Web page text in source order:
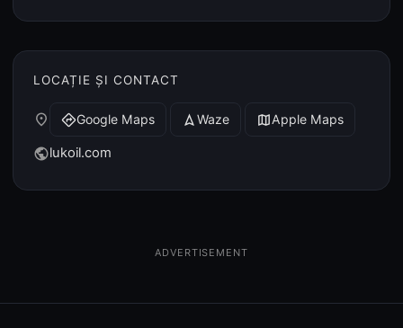
LOCAȚIE ȘI CONTACT
place directionsGoogle Maps navigation Waze mapApple Maps
publiclukoil.com
ADVERTISEMENT